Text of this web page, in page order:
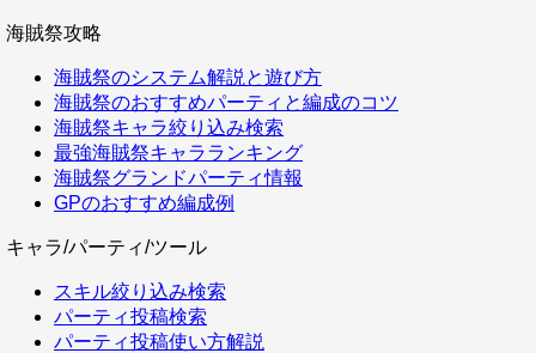
海賊祭攻略
海賊祭のシステム解説と遊び方
海賊祭のおすすめパーティと編成のコツ
海賊祭キャラ絞り込み検索
最強海賊祭キャラランキング
海賊祭グランドパーティ情報
GPのおすすめ編成例
キャラ/パーティ/ツール
スキル絞り込み検索
パーティ投稿検索
パーティ投稿使い方解説